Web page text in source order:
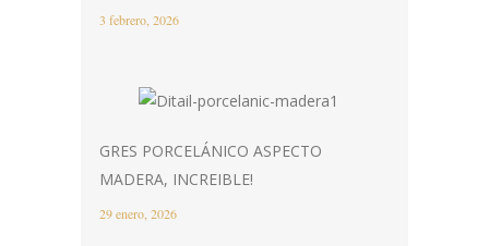
3 febrero, 2026
GRES PORCELÁNICO ASPECTO
MADERA, INCREIBLE!
29 enero, 2026